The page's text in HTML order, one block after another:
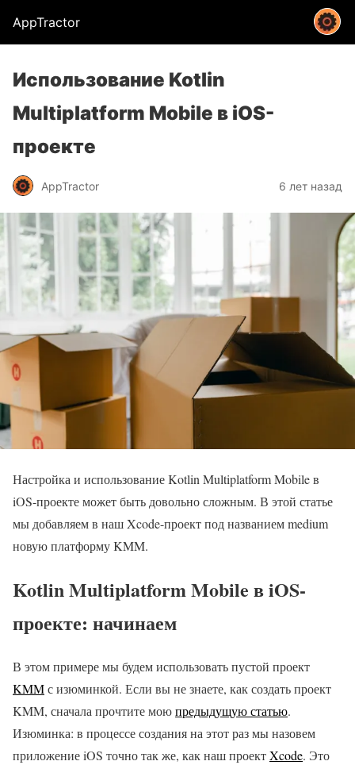
AppTractor
Использование Kotlin
Multiplatform Mobile в iOS-
проекте
AppTractor 6 лет назад
Настройка и использование Kotlin Multiplatform Mobile в
iOS-проекте может быть довольно сложным. В этой статье
мы добавляем в наш Xcode-проект под названием medium
новую платформу KMM.
Kotlin Multiplatform Mobile в iOS-
проекте: начинаем
В этом примере мы будем использовать пустой проект
KMMс изюминкой. Если вы не знаете, как создать проект
KMM, сначала прочтите моюпредыдущую статью.
Изюминка: в процессе создания на этот раз мы назовем
приложение iOS точно так же, как наш проектXcode. Это